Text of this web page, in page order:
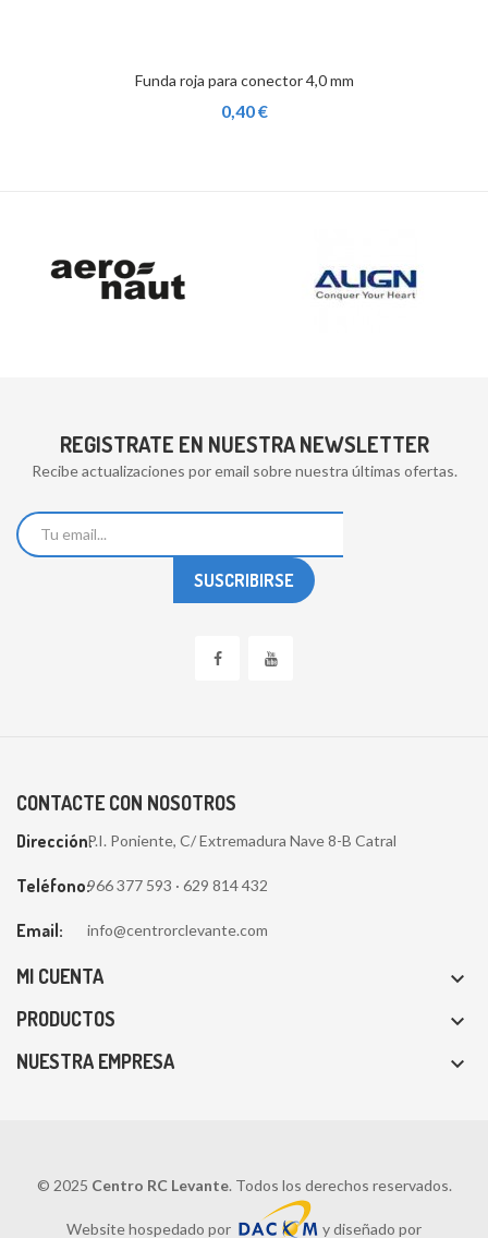
Funda roja para conector 4,0 mm
0,40 €
REGISTRATE EN NUESTRA NEWSLETTER
Recibe actualizaciones por email sobre nuestra últimas ofertas.
CONTACTE CON NOSOTROS
Dirección:P.I. Poniente, C/ Extremadura Nave 8-B Catral
Teléfono:966 377 593 · 629 814 432
Email: info@centrorclevante.com
MI CUENTA 
PRODUCTOS 
NUESTRA EMPRESA 
© 2025 Centro RC Levante. Todos los derechos reservados.
Website hospedado por y diseñado por